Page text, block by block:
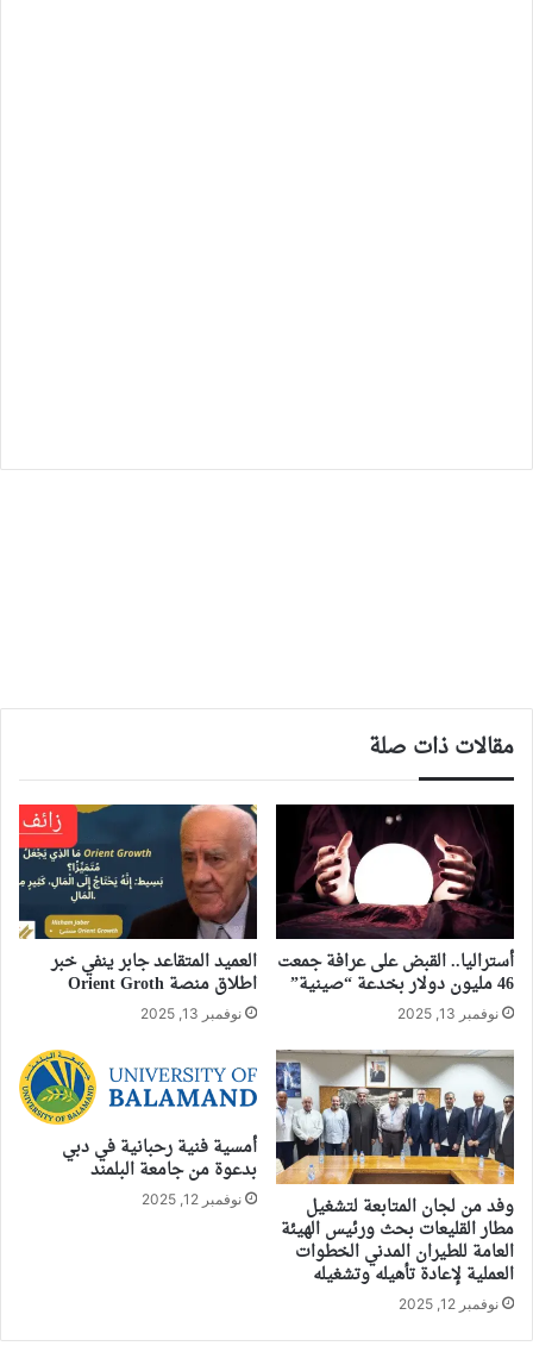
مقالات ذات صلة
أستراليا.. القبض على عرافة جمعت
46 مليون دولار بخدعة “صينية”
نوفمبر 13, 2025
العميد المتقاعد جابر ينفي خبر
اطلاق منصة Orient Groth
نوفمبر 13, 2025
وفد من لجان المتابعة لتشغيل
مطار القليعات بحث ورئيس الهيئة
العامة للطيران المدني الخطوات
العملية لإعادة تأهيله وتشغيله
نوفمبر 12, 2025
أمسية فنية رحبانية في دبي
بدعوة من جامعة البلمند
نوفمبر 12, 2025